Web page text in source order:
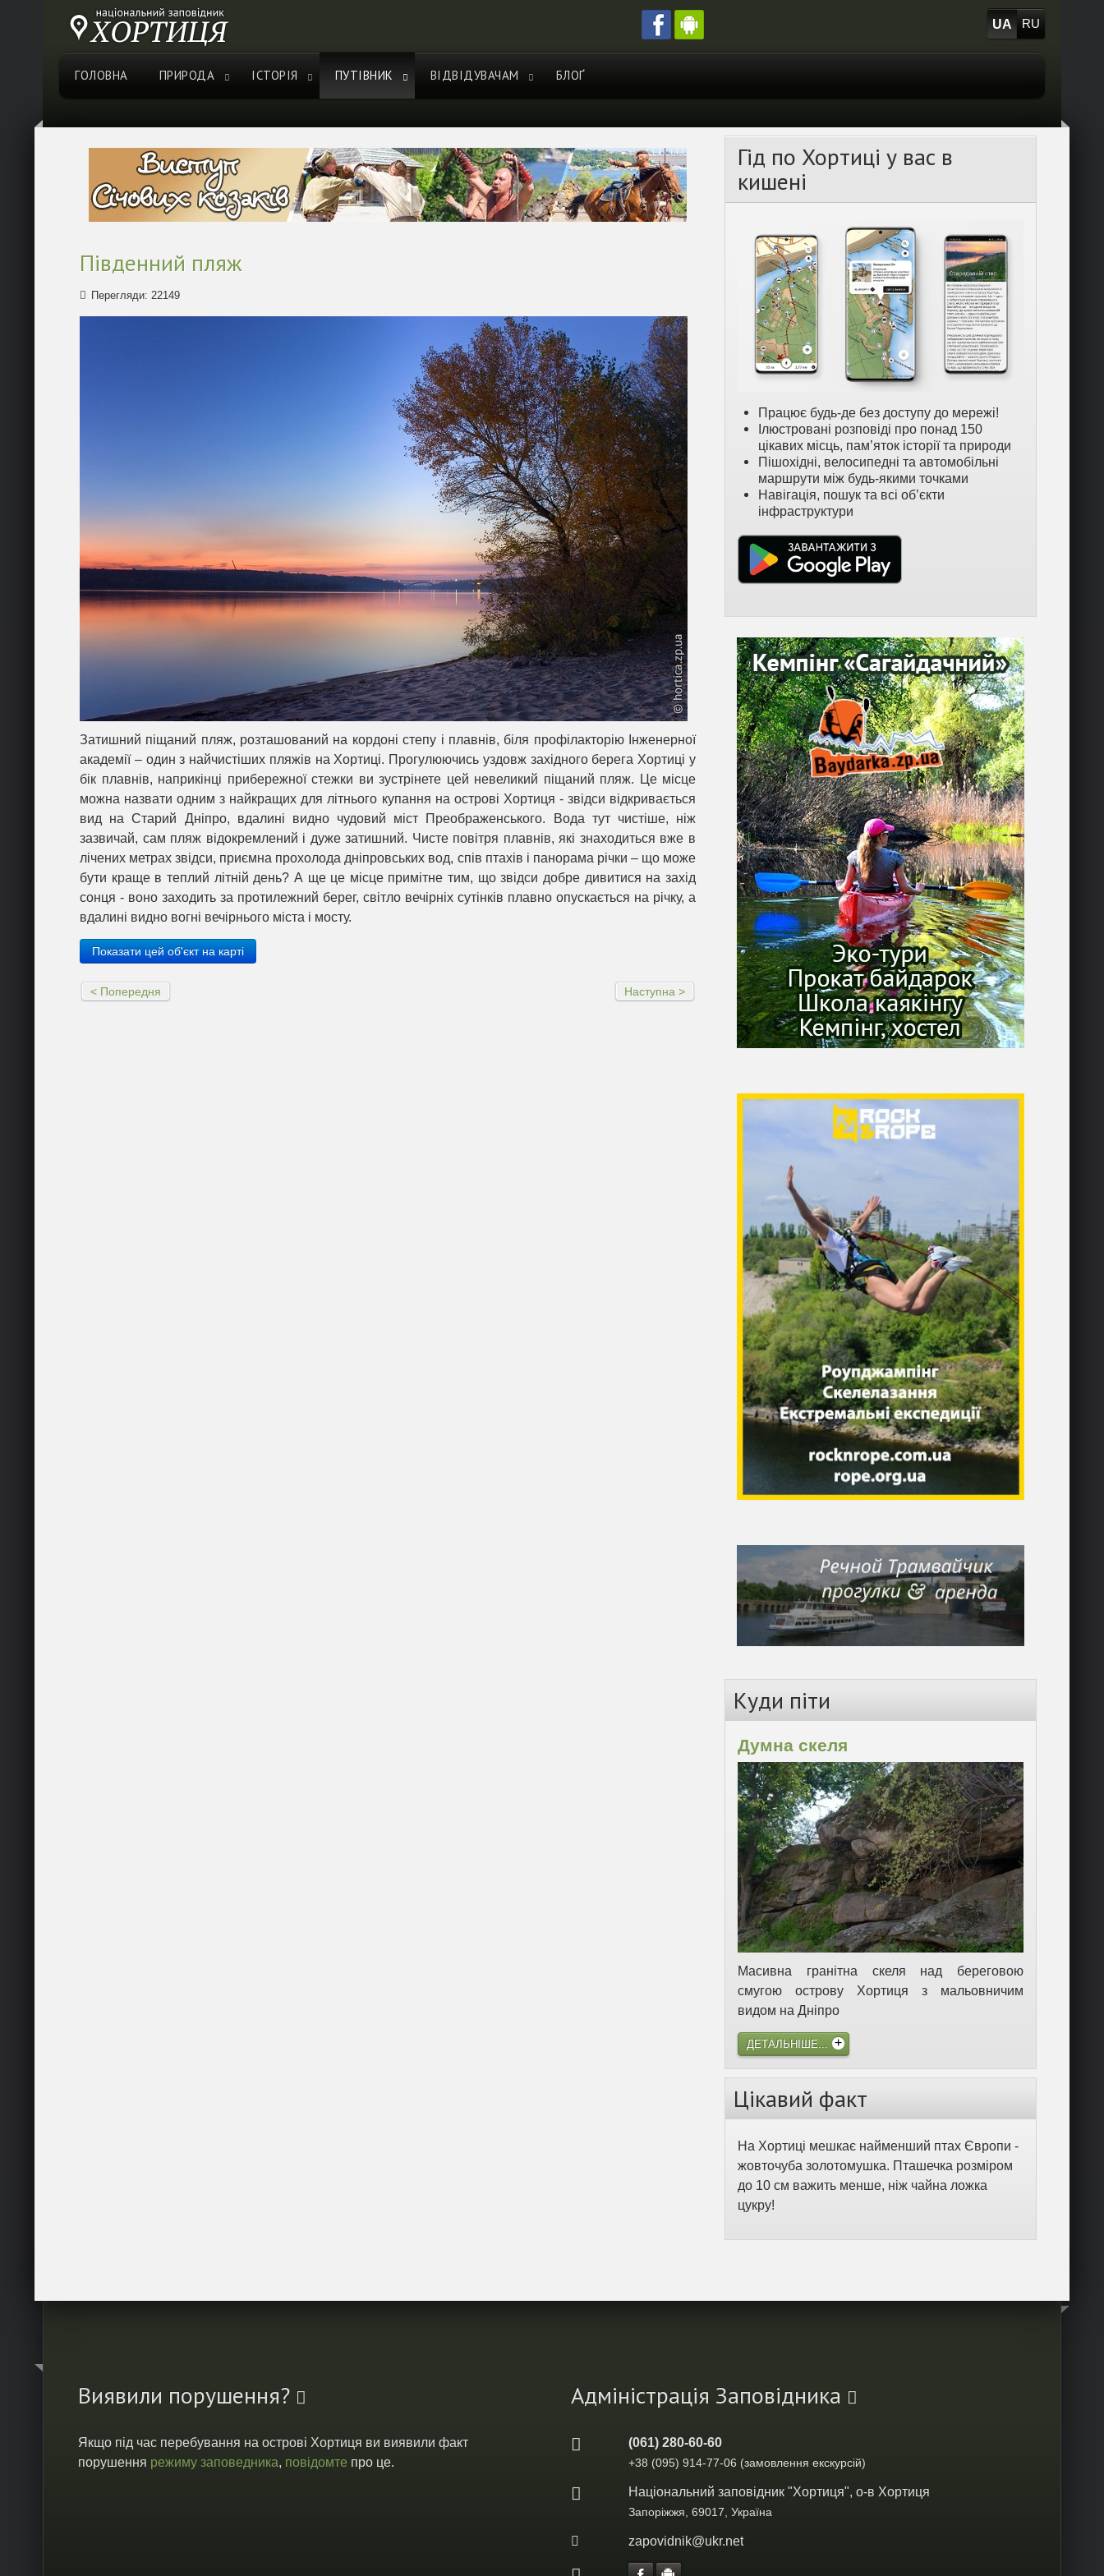
UA RU
ГОЛОВНА ПРИРОДА ІСТОРІЯ ПУТІВНИК ВІДВІДУВАЧАМ БЛОҐ
Південний пляж
Перегляди: 22149
Затишний піщаний пляж, розташований на кордоні степу і плавнів, біля профілакторію Інженерної
академії – один з найчистіших пляжів на Хортиці. Прогулюючись уздовж західного берега Хортиці у
бік плавнів, наприкінці прибережної стежки ви зустрінете цей невеликий піщаний пляж. Це місце
можна назвати одним з найкращих для літнього купання на острові Хортиця - звідси відкривається
вид на Старий Дніпро, вдалині видно чудовий міст Преображенського. Вода тут чистіше, ніж
зазвичай, сам пляж відокремлений і дуже затишний. Чисте повітря плавнів, які знаходиться вже в
лічених метрах звідси, приємна прохолода дніпровських вод, спів птахів і панорама річки – що може
бути краще в теплий літній день? А ще це місце примітне тим, що звідси добре дивитися на захід
сонця - воно заходить за протилежний берег, світло вечірніх сутінків плавно опускається на річку, а
вдалині видно вогні вечірнього міста і мосту.
Показати цей об'єкт на карті
< Попередня Наступна >
Гід по Хортиці у вас в
кишені
Працює будь-де без доступу до мережі!
Ілюстровані розповіді про понад 150
цікавих місць, пам’яток історії та природи
Пішохідні, велосипедні та автомобільні
маршрути між будь-якими точками
Навігація, пошук та всі об’єкти
інфраструктури
Куди піти
Думна скеля
Масивна гранітна скеля над береговою
смугою острову Хортиця з мальовничим
видом на Дніпро
ДЕТАЛЬНІШЕ...
Цікавий факт
На Хортиці мешкає найменший птах Європи -
жовточуба золотомушка. Пташечка розміром
до 10 см важить менше, ніж чайна ложка
цукру!
Виявили порушення?
Якщо під час перебування на острові Хортиця ви виявили факт
порушення режиму заповедника, повідомте про це.
Адміністрація Заповідника
(061) 280-60-60
+38 (095) 914-77-06 (замовлення екскурсій)
Національний заповідник "Хортиця", о-в Хортиця
Запоріжжя, 69017, Україна
zapovidnik@ukr.net